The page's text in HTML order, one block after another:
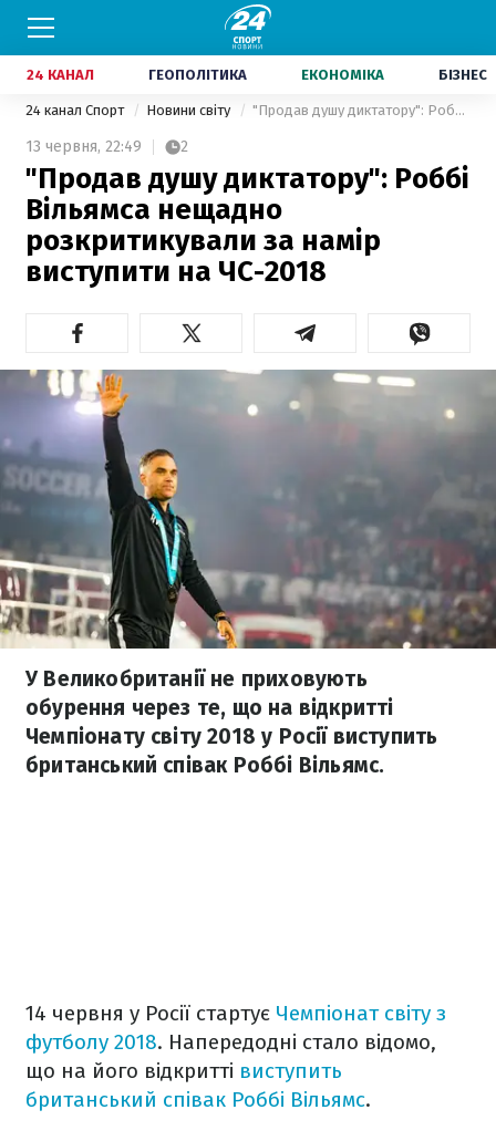
24 КАНАЛ ГЕОПОЛІТИКА ЕКОНОМІКА БІЗНЕС
24 канал Спорт Новини світу "Продав душу диктатору": Роббі Вільямса нещадно розкритикували за намір виступити на ЧС-2018
13 червня, 22:49 2
"Продав душу диктатору": Роббі
Вільямса нещадно
розкритикували за намір
виступити на ЧС-2018
У Великобританії не приховують
обурення через те, що на відкритті
Чемпіонату світу 2018 у Росії виступить
британський співак Роббі Вільямс.
14 червня у Росії стартує Чемпіонат світу з
футболу 2018. Напередодні стало відомо,
що на його відкритті виступить
британський співак Роббі Вільямс.